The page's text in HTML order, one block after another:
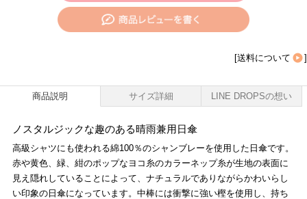
[送料について ]
商品説明 サイズ詳細 LINE DROPSの想い
ノスタルジックな趣のある晴雨兼用日傘
高級シャツにも使われる綿100％のシャンブレーを使用した日傘です。
赤や黄色、緑、紺のポップなヨコ糸のカラーネップ糸が生地の表面に
見え隠れしていることによって、ナチュラルでありながらかわいらし
い印象の日傘になっています。中棒には衝撃に強い樫を使用し、持ち